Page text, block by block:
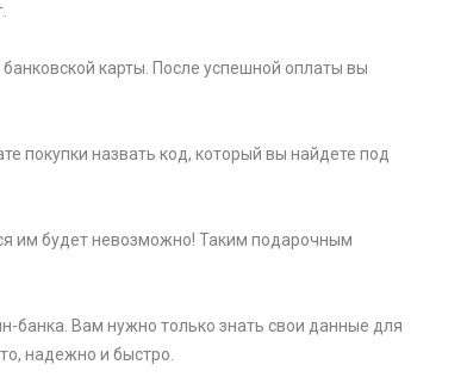
карты. После успешной оплаты вы
покупки назвать код, который вы найдете под
им будет невозможно! Таким подарочным
банка. Вам нужно только знать свои данные для
надежно и быстро.